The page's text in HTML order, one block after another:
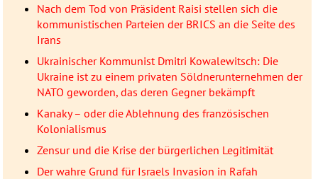
Nach dem Tod von Präsident Raisi stellen sich die
kommunistischen Parteien der BRICS an die Seite des
Irans
Ukrainischer Kommunist Dmitri Kowalewitsch: Die
Ukraine ist zu einem privaten Söldnerunternehmen der
NATO geworden, das deren Gegner bekämpft
Kanaky – oder die Ablehnung des französischen
Kolonialismus
Zensur und die Krise der bürgerlichen Legitimität
Der wahre Grund für Israels Invasion in Rafah